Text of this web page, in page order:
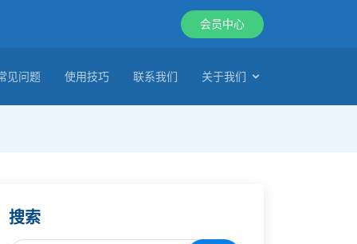
会员中心
见问题 使用技巧 联系我们 关于我们
搜索